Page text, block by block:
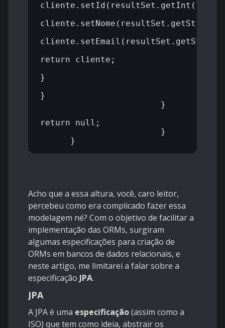
return cliente;
}
}
return null;
Acho que a essa altura, você, caro leitor,
percebeu como era complicado fazer essa
modelagem né? Com o objetivo de facilitar a
implementação das ORMs, surgiram
algumas especificações para criação de
ORMs em bancos de dados relacionais, e
neste artigo, me limitarei a falar sobre a
especificação JPA.
JPA
A JPA é uma especificação(assim como a
ISO) que tem como ideia, abstrair os